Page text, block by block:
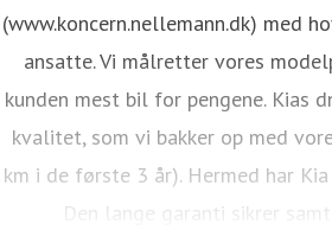
(www.koncern.nellemann.dk) med
ansatte. Vi målretter vores
kunden mest bil for pengene. Kias
kvalitet, som vi bakker op med
km i de første 3 år). Hermed har
Den lange garanti sikrer